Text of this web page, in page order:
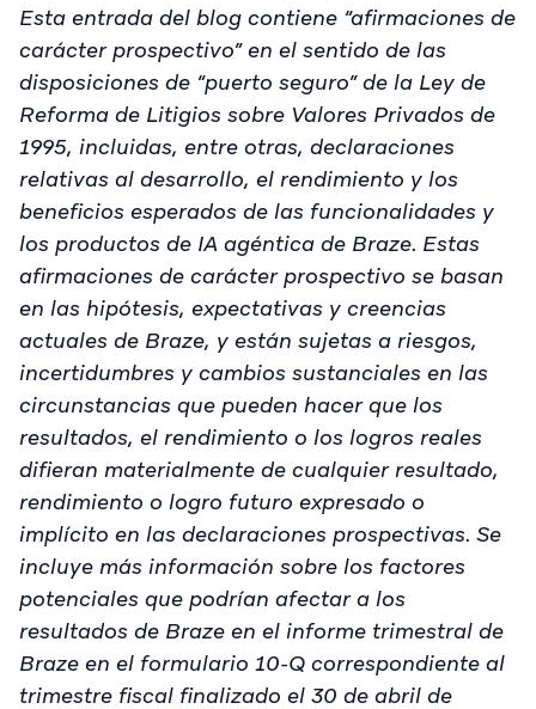
Esta entrada del blog contiene “afirmaciones de
carácter prospectivo” en el sentido de las
disposiciones de “puerto seguro” de la Ley de
Reforma de Litigios sobre Valores Privados de
1995, incluidas, entre otras, declaraciones
relativas al desarrollo, el rendimiento y los
beneficios esperados de las funcionalidades y
los productos de IA agéntica de Braze. Estas
afirmaciones de carácter prospectivo se basan
en las hipótesis, expectativas y creencias
actuales de Braze, y están sujetas a riesgos,
incertidumbres y cambios sustanciales en las
circunstancias que pueden hacer que los
resultados, el rendimiento o los logros reales
difieran materialmente de cualquier resultado,
rendimiento o logro futuro expresado o
implícito en las declaraciones prospectivas. Se
incluye más información sobre los factores
potenciales que podrían afectar a los
resultados de Braze en el informe trimestral de
Braze en el formulario 10-Q correspondiente al
trimestre fiscal finalizado el 30 de abril de